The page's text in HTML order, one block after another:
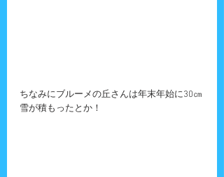
ちなみにブルーメの丘さんは年末年始に30㎝
雪が積もったとか！